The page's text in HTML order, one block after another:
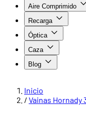
Aire Comprimido
Recarga
Óptica
Caza
Blog
Inicio
/ Vainas Hornady